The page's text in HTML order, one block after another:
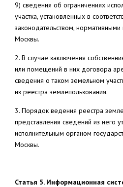
9) сведения об ограничениях
участка, установленных в
законодательством,
Москвы.
2. В случае заключения
или помещений в них договора
сведения о таком земельном
из реестра землепользования.
3. Порядок ведения реестра
представления сведений из него
исполнительным органом
Москвы.
Статья 5. Информационная